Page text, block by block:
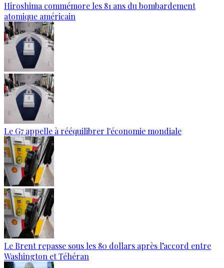
Hiroshima commémore les 81 ans du bombardement
atomique américain
Le G7 appelle à rééquilibrer l'économie mondiale
Le Brent repasse sous les 80 dollars après l’accord entre
Washington et Téhéran